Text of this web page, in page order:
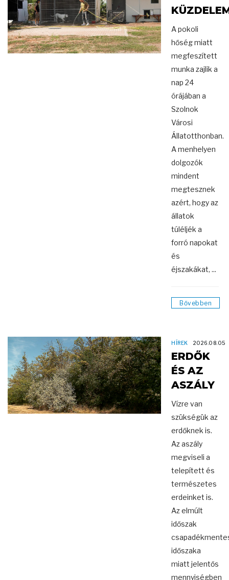
A pokoli
hőség miatt
megfeszített
munka zajlik a
nap 24
órájában a
Szolnok
Városi
Állatotthonban.
A menhelyen
dolgozók
mindent
megtesznek
azért, hogy az
állatok
túléljék a
forró napokat
és
éjszakákat, ...
Bővebben
HÍREK 2026.08.05
ERDŐK
ÉS AZ
ASZÁLY
Vízre van
szükségük az
erdőknek is.
Az aszály
megviseli a
telepített és
természetes
erdeinket is.
Az elmúlt
időszak
időszaka
miatt jelentős
mennyiségben